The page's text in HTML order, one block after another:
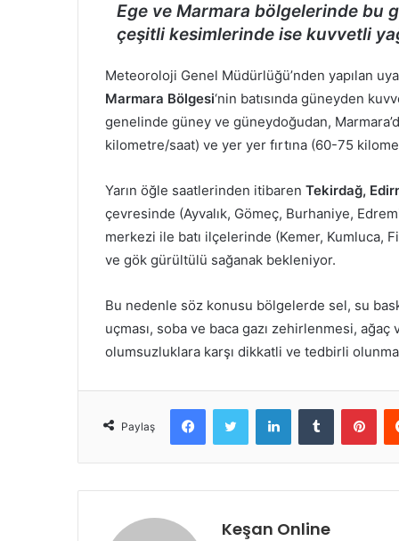
Ege ve Marmara bölgelerinde bu
çeşitli kesimlerinde ise kuvvetli
Meteoroloji Genel Müdürlüğü’nden yapılan
Marmara Bölgesi‘nin batısında güneyden
genelinde güney ve güneydoğudan,
kilometre/saat) ve yer yer fırtına (60-75
Yarın öğle saatlerinden itibaren Tekirdağ,
çevresinde (Ayvalık, Gömeç, Burhaniye,
merkezi ile batı ilçelerinde (Kemer, Kumluca,
ve gök gürültülü sağanak bekleniyor.
Bu nedenle söz konusu bölgelerde sel, su
uçması, soba ve baca gazı zehirlenmesi,
olumsuzluklara karşı dikkatli ve tedbirli
Paylaş
FacebookTwitter LinkedInTumblr
Keşan Online